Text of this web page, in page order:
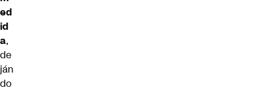
ed
id
a,
de
ján
do